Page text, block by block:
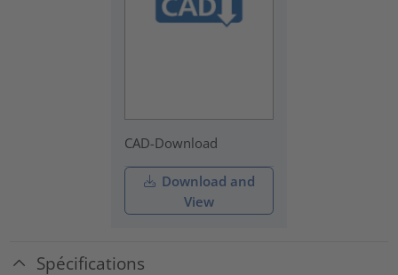
CAD-Download
Download and
View
Spécifications